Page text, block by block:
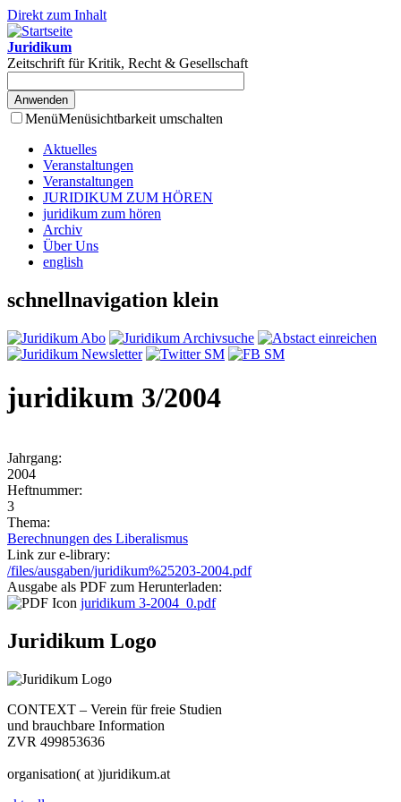
Direkt zum Inhalt
Juridikum
Zeitschrift für Kritik, Recht & Gesellschaft
MenüMenüsichtbarkeit umschalten
Aktuelles
Veranstaltungen
Veranstaltungen
JURIDIKUM ZUM HÖREN
juridikum zum hören
Archiv
Über Uns
english
schnellnavigation klein
juridikum 3/2004
Jahrgang:
2004
Heftnummer:
3
Thema:
Berechnungen des Liberalismus
Link zur e-library:
/files/ausgaben/juridikum%25203-2004.pdf
Ausgabe als PDF zum Herunterladen:
juridikum 3-2004_0.pdf
Juridikum Logo
CONTEXT – Verein für freie Studien
und brauchbare Information
ZVR 499853636
organisation( at )juridikum.at